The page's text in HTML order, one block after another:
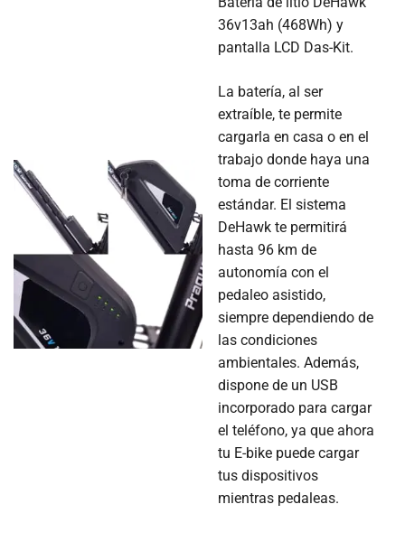
36v13ah (468Wh) y
pantalla LCD Das-Kit.
La batería, al ser
extraíble, te permite
cargarla en casa o en el
trabajo donde haya una
toma de corriente
estándar. El sistema
DeHawk te permitirá
hasta 96 km de
autonomía con el
pedaleo asistido,
siempre dependiendo de
las condiciones
ambientales. Además,
dispone de un USB
incorporado para cargar
el teléfono, ya que ahora
tu E-bike puede cargar
tus dispositivos
mientras pedaleas.